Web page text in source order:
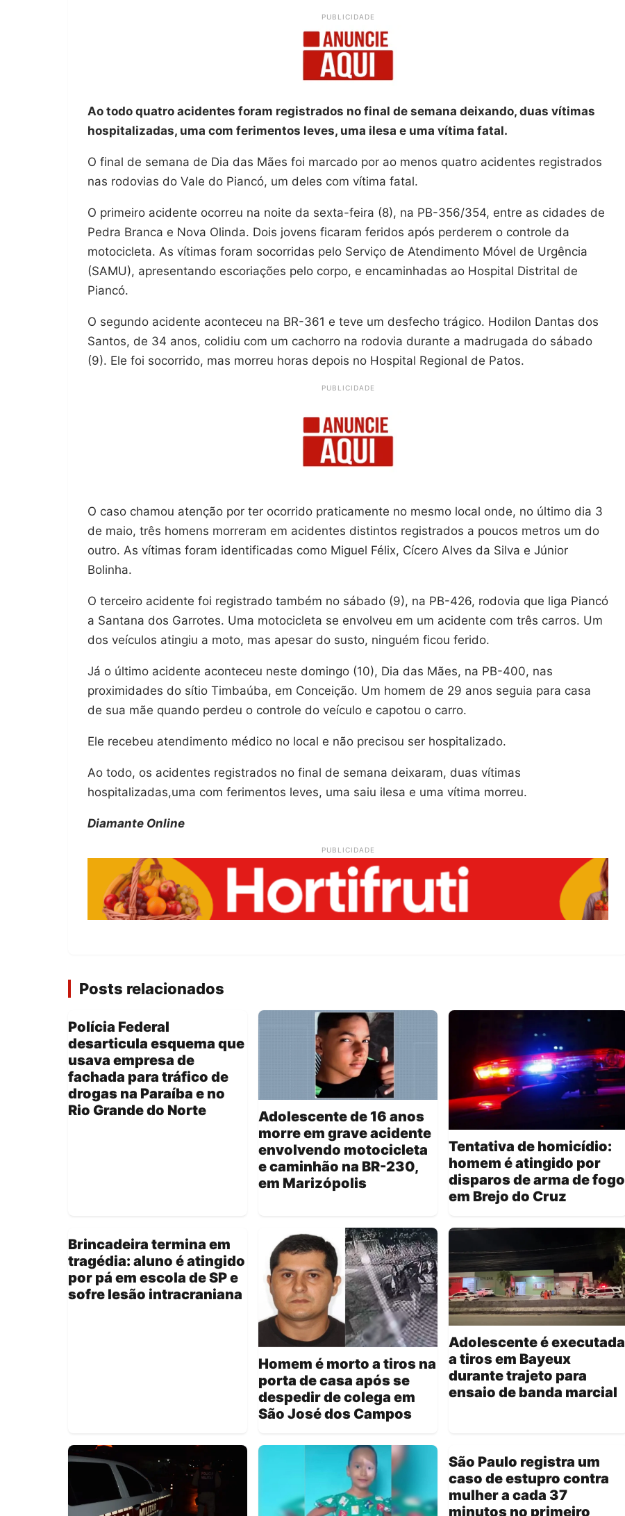
PUBLICIDADE
Ao todo quatro acidentes foram registrados no final de semana deixando, duas vítimas
hospitalizadas, uma com ferimentos leves, uma ilesa e uma vítima fatal.
O final de semana de Dia das Mães foi marcado por ao menos quatro acidentes registrados
nas rodovias do Vale do Piancó, um deles com vítima fatal.
O primeiro acidente ocorreu na noite da sexta-feira (8), na PB-356/354, entre as cidades de
Pedra Branca e Nova Olinda. Dois jovens ficaram feridos após perderem o controle da
motocicleta. As vítimas foram socorridas pelo Serviço de Atendimento Móvel de Urgência
(SAMU), apresentando escoriações pelo corpo, e encaminhadas ao Hospital Distrital de
Piancó.
O segundo acidente aconteceu na BR-361 e teve um desfecho trágico. Hodilon Dantas dos
Santos, de 34 anos, colidiu com um cachorro na rodovia durante a madrugada do sábado
(9). Ele foi socorrido, mas morreu horas depois no Hospital Regional de Patos.
PUBLICIDADE
O caso chamou atenção por ter ocorrido praticamente no mesmo local onde, no último dia 3
de maio, três homens morreram em acidentes distintos registrados a poucos metros um do
outro. As vítimas foram identificadas como Miguel Félix, Cícero Alves da Silva e Júnior
Bolinha.
O terceiro acidente foi registrado também no sábado (9), na PB-426, rodovia que liga Piancó
a Santana dos Garrotes. Uma motocicleta se envolveu em um acidente com três carros. Um
dos veículos atingiu a moto, mas apesar do susto, ninguém ficou ferido.
Já o último acidente aconteceu neste domingo (10), Dia das Mães, na PB-400, nas
proximidades do sítio Timbaúba, em Conceição. Um homem de 29 anos seguia para casa
de sua mãe quando perdeu o controle do veículo e capotou o carro.
Ele recebeu atendimento médico no local e não precisou ser hospitalizado.
Ao todo, os acidentes registrados no final de semana deixaram, duas vítimas
hospitalizadas,uma com ferimentos leves, uma saiu ilesa e uma vítima morreu.
Diamante Online
PUBLICIDADE
Posts relacionados
Polícia Federal
desarticula esquema que
usava empresa de
fachada para tráfico de
drogas na Paraíba e no
Rio Grande do Norte
Adolescente de 16 anos
morre em grave acidente
envolvendo motocicleta
e caminhão na BR-230,
em Marizópolis
Tentativa de homicídio:
homem é atingido por
disparos de arma de fogo
em Brejo do Cruz
Brincadeira termina em
tragédia: aluno é atingido
por pá em escola de SP e
sofre lesão intracraniana
Homem é morto a tiros na
porta de casa após se
despedir de colega em
São José dos Campos
Adolescente é executada
a tiros em Bayeux
durante trajeto para
ensaio de banda marcial
São Paulo registra um
caso de estupro contra
mulher a cada 37
minutos no primeiro